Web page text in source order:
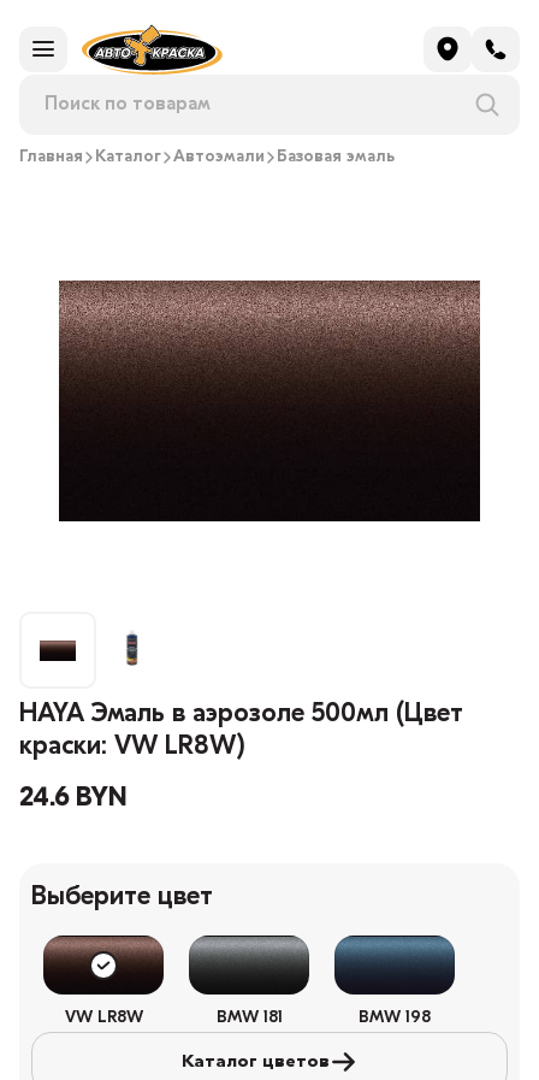
Главная Каталог Автоэмали Базовая эмаль
HAYA Эмаль в аэрозоле 500мл (Цвет
краски: VW LR8W)
24.6 BYN
Выберите цвет
VW LR8W BMW 181 BMW 198
Каталог цветов